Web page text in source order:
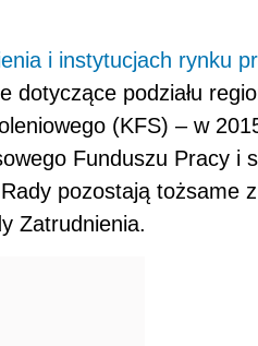
i instytucjach rynku
dotyczące podziału
(KFS) – w
Funduszu Pracy i
pozostają tożsame z
Zatrudnienia.